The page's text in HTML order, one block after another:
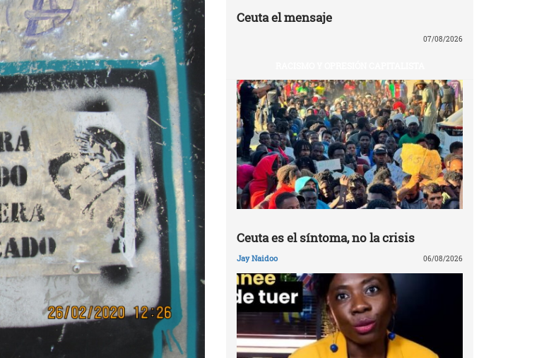
Ceuta el mensaje
07/08/2026
Ceuta es el síntoma, no la crisis
Jay Naidoo 06/08/2026